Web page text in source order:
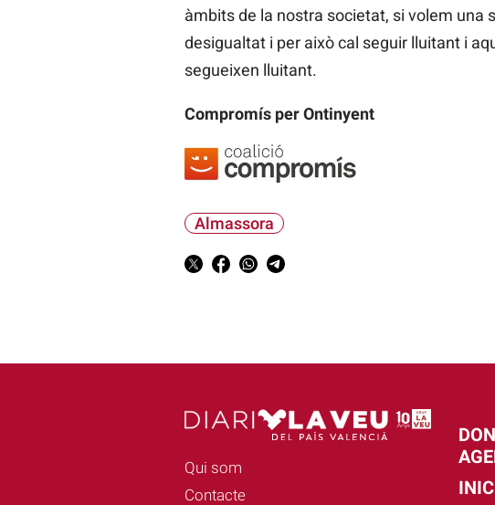
àmbits de la nostra societat, si volem una
desigualtat i per això cal seguir lluitant i
segueixen lluitant.
Compromís per Ontinyent
Almassora
Qui som
Contacte